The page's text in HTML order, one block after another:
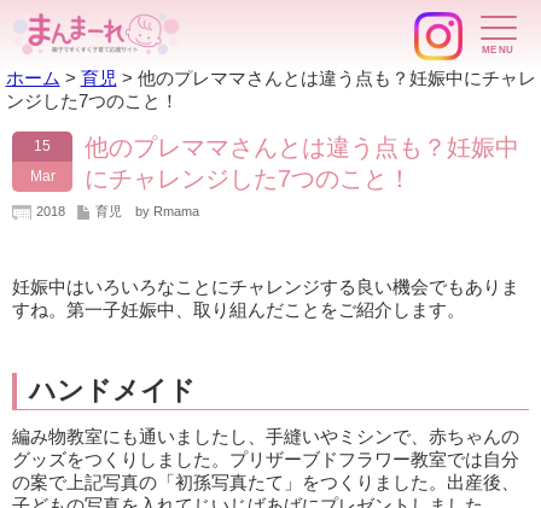
ホーム > 育児 > 他のプレママさんとは違う点も？妊娠中にチャレ
ンジした7つのこと！
15
Mar
他のプレママさんとは違う点も？妊娠中
にチャレンジした7つのこと！
2018 育児 by Rmama
妊娠中はいろいろなことにチャレンジする良い機会でもありま
すね。第一子妊娠中、取り組んだことをご紹介します。
ハンドメイド
編み物教室にも通いましたし、手縫いやミシンで、赤ちゃんの
グッズをつくりしました。プリザーブドフラワー教室では自分
の案で上記写真の「初孫写真たて」をつくりました。出産後、